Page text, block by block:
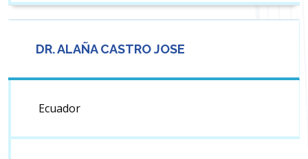
DR. ALAÑA CASTRO JOSE
Ecuador